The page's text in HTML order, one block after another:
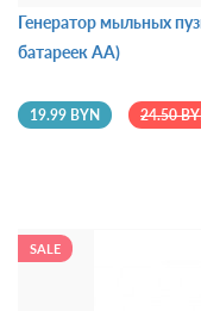
Генератор мыльных
батареек АА)
19.99 BYN 24.50
SALE